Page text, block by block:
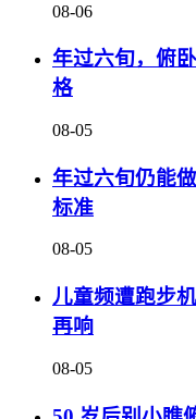
08-06
年过六旬，俯
格
08-05
年过六旬仍能
标准
08-05
儿童频遭跑步
再响
08-05